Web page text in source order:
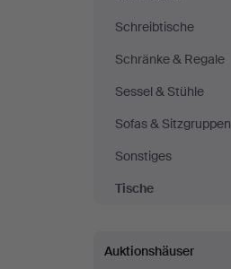
Schreibtische
Schränke & Regale
Sessel & Stühle
Sofas & Sitzgruppen
Sonstiges
Tische
Auktionshäuser